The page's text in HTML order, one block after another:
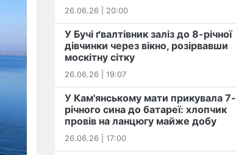
26.06.26 | 20:00
У Бучі ґвалтівник заліз до 8-річної
дівчинки через вікно, розірвавши
москітну сітку
26.06.26 | 19:07
У Кам'янському мати прикувала 7-
річного сина до батареї: хлопчик
провів на ланцюгу майже добу
26.06.26 | 17:00